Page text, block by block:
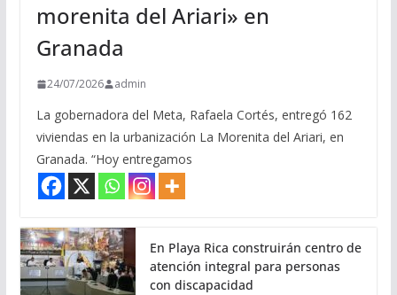
morenita del Ariari» en
Granada
24/07/2026 admin
La gobernadora del Meta, Rafaela Cortés, entregó 162
viviendas en la urbanización La Morenita del Ariari, en
Granada. “Hoy entregamos
En Playa Rica construirán centro de
atención integral para personas
con discapacidad